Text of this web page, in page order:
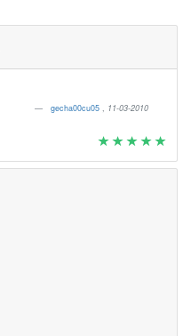
gecha00cu05 , 11-03-2010